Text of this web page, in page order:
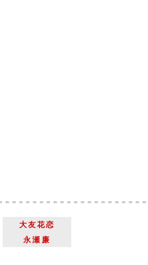
大友花恋
永瀬廉